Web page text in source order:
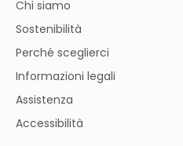
Chi siamo
Sostenibilità
Perché sceglierci
Informazioni legali
Assistenza
Accessibilità